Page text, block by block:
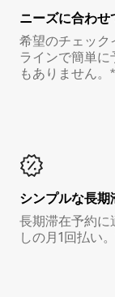
ニーズに合わ
希望のチェック
ラインで簡単に
もありません。*
シンプルな長
長期滞在予約に
しの月1回払い